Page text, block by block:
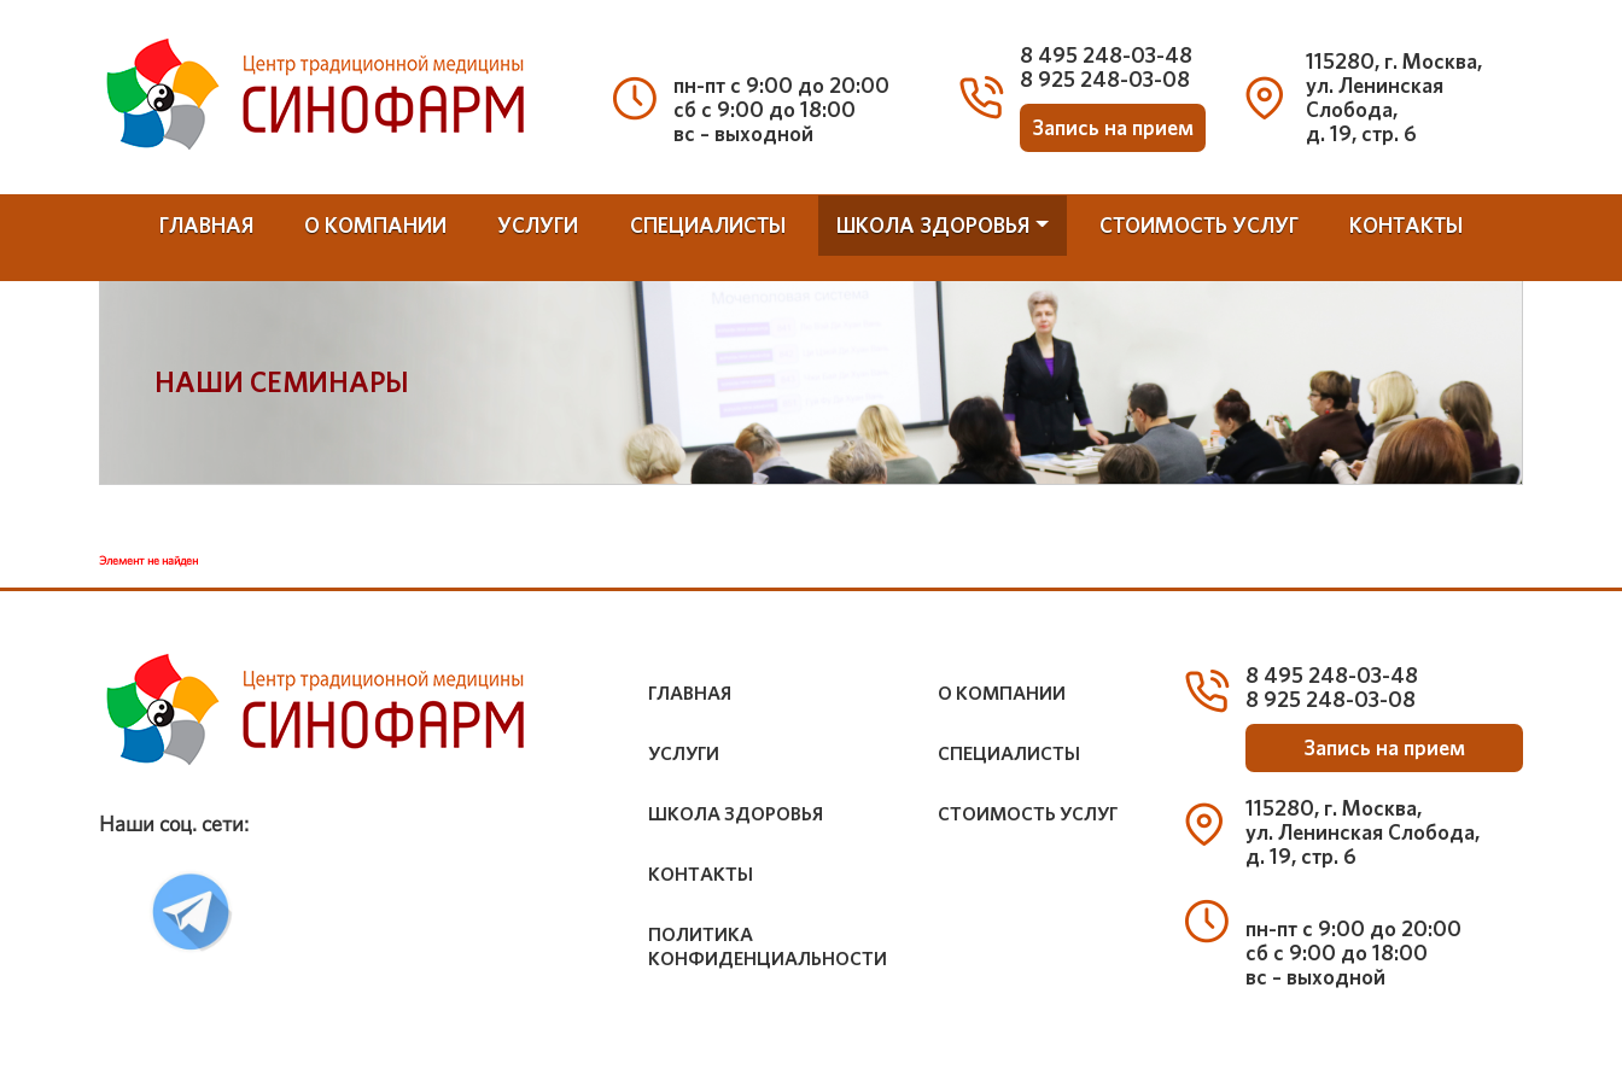
пн-пт с 9:00 до 20:00
сб с 9:00 до 18:00
вс – выходной
8 495 248-03-48
8 925 248-03-08
Запись на прием
115280, г. Москва,
ул. Ленинская
Слобода,
д. 19, стр. 6
ГЛАВНАЯ О КОМПАНИИ УСЛУГИ СПЕЦИАЛИСТЫ ШКОЛА ЗДОРОВЬЯ СТОИМОСТЬ УСЛУГ КОНТАКТЫ
НАШИ СЕМИНАРЫ
Элемент не найден
Наши соц. сети:
ГЛАВНАЯ О КОМПАНИИ
УСЛУГИ СПЕЦИАЛИСТЫ
ШКОЛА ЗДОРОВЬЯ СТОИМОСТЬ УСЛУГ
КОНТАКТЫ
ПОЛИТИКА
КОНФИДЕНЦИАЛЬНОСТИ
8 495 248-03-48
8 925 248-03-08
Запись на прием
115280, г. Москва,
ул. Ленинская Слобода,
д. 19, стр. 6
пн-пт с 9:00 до 20:00
сб с 9:00 до 18:00
вс – выходной